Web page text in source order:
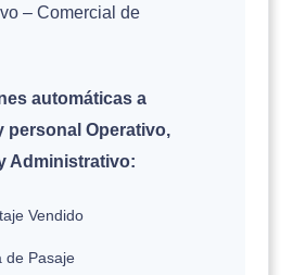
– Comercial de
automáticas a
personal Operativo,
Administrativo:
Vendido
de Pasaje